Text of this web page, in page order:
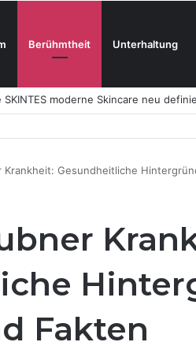
Berühmtheit Unterhaltung
moderne Skincare neu
Krankheit: Gesundheitliche
Fakten